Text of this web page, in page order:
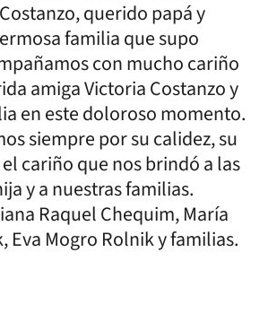
querido papá y
familia que supo
con mucho cariño
amiga Victoria Costanzo y
en este doloroso momento.
siempre por su calidez, su
cariño que nos brindó a las
y a nuestras familias.
Raquel Chequim, María
Eva Mogro Rolnik y familias.